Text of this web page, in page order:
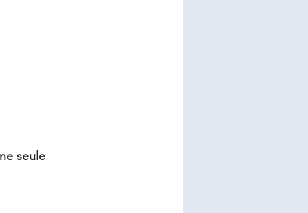
seule